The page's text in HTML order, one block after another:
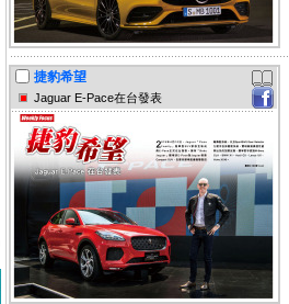
捷豹希望
Jaguar E-Pace在台發表